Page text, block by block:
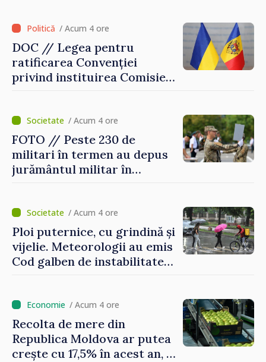
/ Acum 4 ore
DOC // Legea pentru
ratificarea Convenției
privind instituirea Comisiei
Monitorul Oficial
/ Acum 4 ore
FOTO // Peste 230 de
militari în termen au depus
jurământul militar în
/ Acum 4 ore
Ploi puternice, cu grindină și
vijelie. Meteorologii au emis
Cod galben de instabilitate
/ Acum 4 ore
Recolta de mere din
Republica Moldova ar putea
crește cu 17,5% în acest an, în